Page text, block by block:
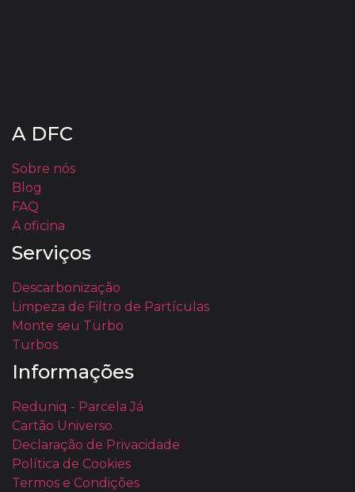
A DFC
Sobre nós
Blog
FAQ
A oficina
Serviços
Descarbonização
Limpeza de Filtro de Partículas
Monte seu Turbo
Turbos
Informações
Reduniq - Parcela Já
Cartão Universo
Declaração de Privacidade
Política de Cookies
Termos e Condições